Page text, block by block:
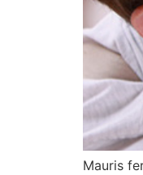
Mauris